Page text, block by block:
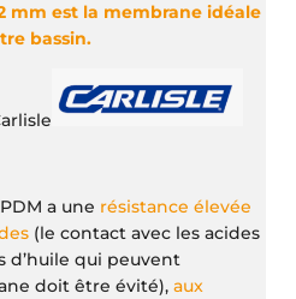
mm est la membrane idéale
bassin.
a une résistance élevée
(le contact avec les acides
d’huile qui peuvent
doit être évité),aux